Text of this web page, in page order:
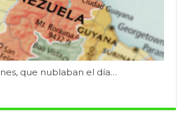
que nublaban el día…